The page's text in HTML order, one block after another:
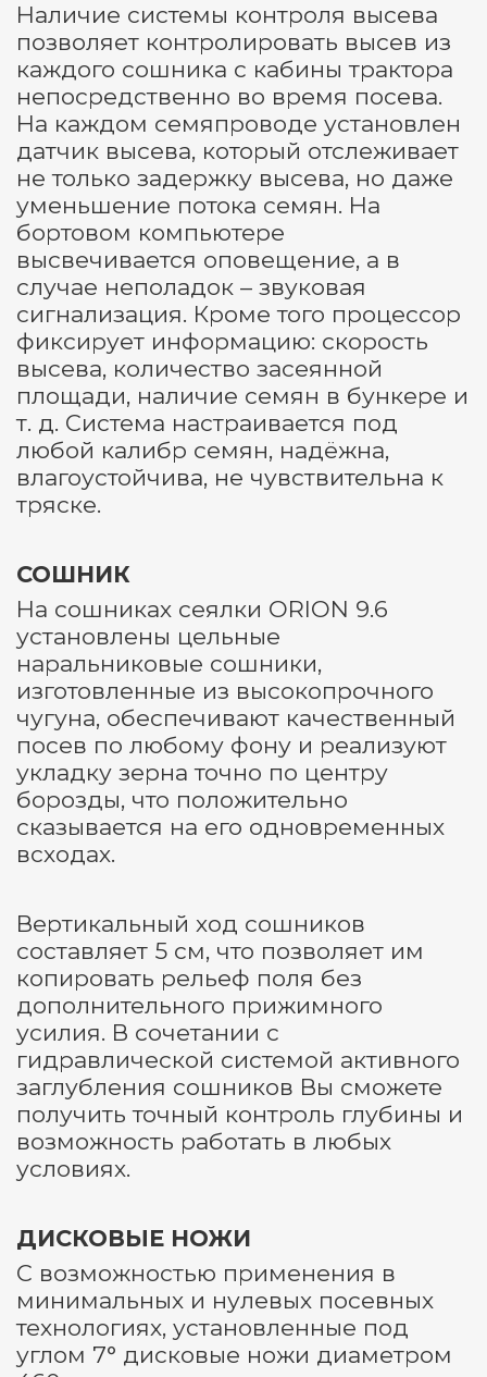
Наличие системы контроля высева
позволяет контролировать высев из
каждого сошника с кабины трактора
непосредственно во время посева.
На каждом семяпроводе установлен
датчик высева, который отслеживает
не только задержку высева, но даже
уменьшение потока семян. На
бортовом компьютере
высвечивается оповещение, а в
случае неполадок – звуковая
сигнализация. Кроме того процессор
фиксирует информацию: скорость
высева, количество засеянной
площади, наличие семян в бункере и
т. д. Система настраивается под
любой калибр семян, надёжна,
влагоустойчива, не чувствительна к
тряске.
СОШНИК
На сошниках сеялки ORION 9.6
установлены цельные
наральниковые сошники,
изготовленные из высокопрочного
чугуна, обеспечивают качественный
посев по любому фону и реализуют
укладку зерна точно по центру
борозды, что положительно
сказывается на его одновременных
всходах.
Вертикальный ход сошников
составляет 5 см, что позволяет им
копировать рельеф поля без
дополнительного прижимного
усилия. В сочетании с
гидравлической системой активного
заглубления сошников Вы сможете
получить точный контроль глубины и
возможность работать в любых
условиях.
ДИСКОВЫЕ НОЖИ
С возможностью применения в
минимальных и нулевых посевных
технологиях, установленные под
углом 7° дисковые ножи диаметром